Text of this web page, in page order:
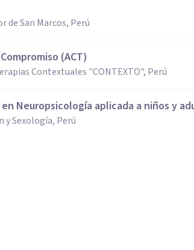
de San Marcos, Perú
(ACT)
Contextuales "CONTEXTO", Perú
Neuropsicología aplicada a niños y
Sexología, Perú